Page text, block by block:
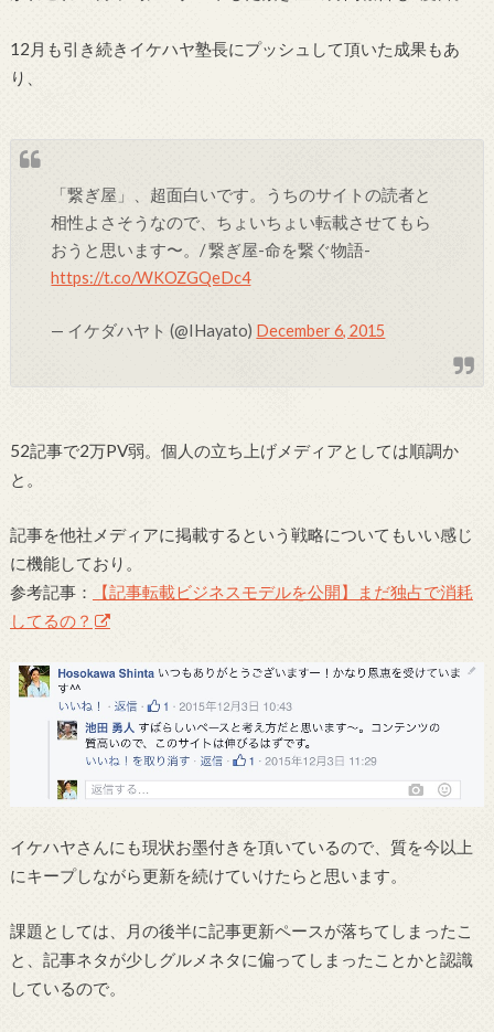
12月も引き続きイケハヤ塾長にプッシュして頂いた成果もあ
り、
「繋ぎ屋」、超面白いです。うちのサイトの読者と
相性よさそうなので、ちょいちょい転載させてもら
おうと思います〜。/ 繋ぎ屋-命を繋ぐ物語-
https://t.co/WKOZGQeDc4
— イケダハヤト (@IHayato) December 6, 2015
52記事で2万PV弱。個人の立ち上げメディアとしては順調か
と。
記事を他社メディアに掲載するという戦略についてもいい感じ
に機能しており。
参考記事：
【記事転載ビジネスモデルを公開】まだ独占で消耗
してるの？
イケハヤさんにも現状お墨付きを頂いているので、質を今以上
にキープしながら更新を続けていけたらと思います。
課題としては、月の後半に記事更新ペースが落ちてしまったこ
と、記事ネタが少しグルメネタに偏ってしまったことかと認識
しているので。